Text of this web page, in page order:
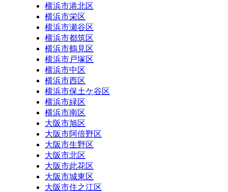
横浜市港北区
横浜市栄区
横浜市瀬谷区
横浜市都筑区
横浜市鶴見区
横浜市戸塚区
横浜市中区
横浜市西区
横浜市保土ケ谷区
横浜市緑区
横浜市南区
大阪市旭区
大阪市阿倍野区
大阪市生野区
大阪市北区
大阪市此花区
大阪市城東区
大阪市住之江区